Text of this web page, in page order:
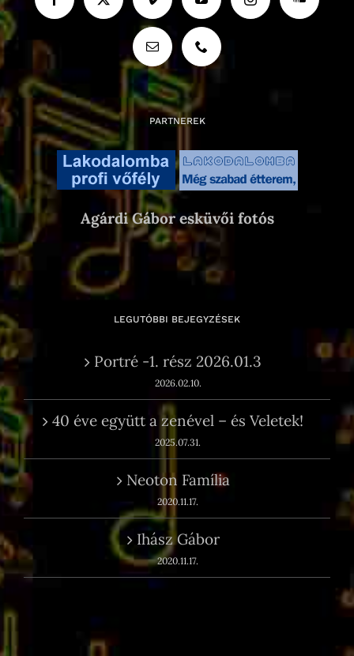
PARTNEREK
Agárdi Gábor esküvői fotós
LEGUTÓBBI BEJEGYZÉSEK
Portré -1. rész 2026.01.3
2026.02.10.
40 éve együtt a zenével – és Veletek!
2025.07.31.
Neoton Família
2020.11.17.
Ihász Gábor
2020.11.17.